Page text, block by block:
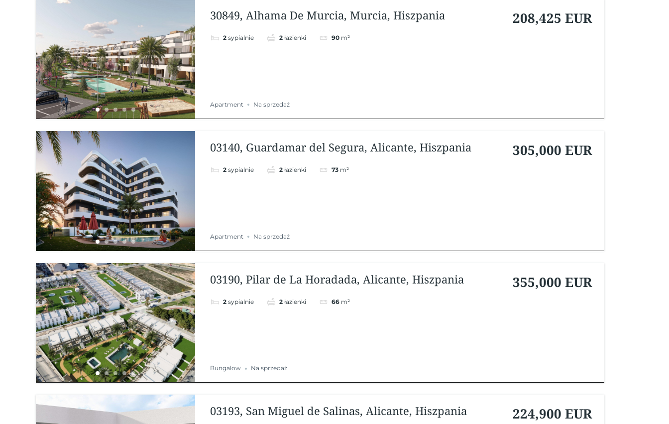
30849, Alhama De Murcia, Murcia, Hiszpania
2 sypialnie 2 łazienki 90 m²
208,425 EUR
Apartment Na sprzedaż
03140, Guardamar del Segura, Alicante, Hiszpania
2 sypialnie 2 łazienki 73 m²
305,000 EUR
Apartment Na sprzedaż
03190, Pilar de La Horadada, Alicante, Hiszpania
2 sypialnie 2 łazienki 66 m²
355,000 EUR
Bungalow Na sprzedaż
03193, San Miguel de Salinas, Alicante, Hiszpania 224,900 EUR